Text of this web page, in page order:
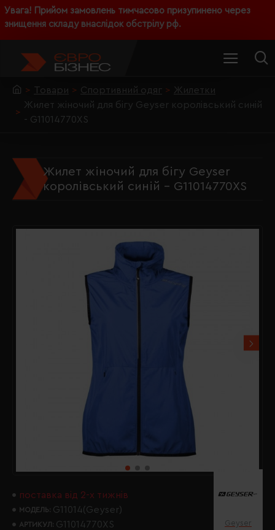
Увага! Прийом замовлень тимчасово призупинено через
знищення складу внаслідок обстрілу рф.
Товари Спортивний одяг
Жилетки
Жилет жіночий для бігу Geyser королівський синій
- G11014770XS
Жилет жіночий для бігу Geyser
королівський синій - G11014770XS
поставка від 2-х тижнів
МОДЕЛЬ: G11014(Geyser)
АРТИКУЛ: G11014770XS Geyser